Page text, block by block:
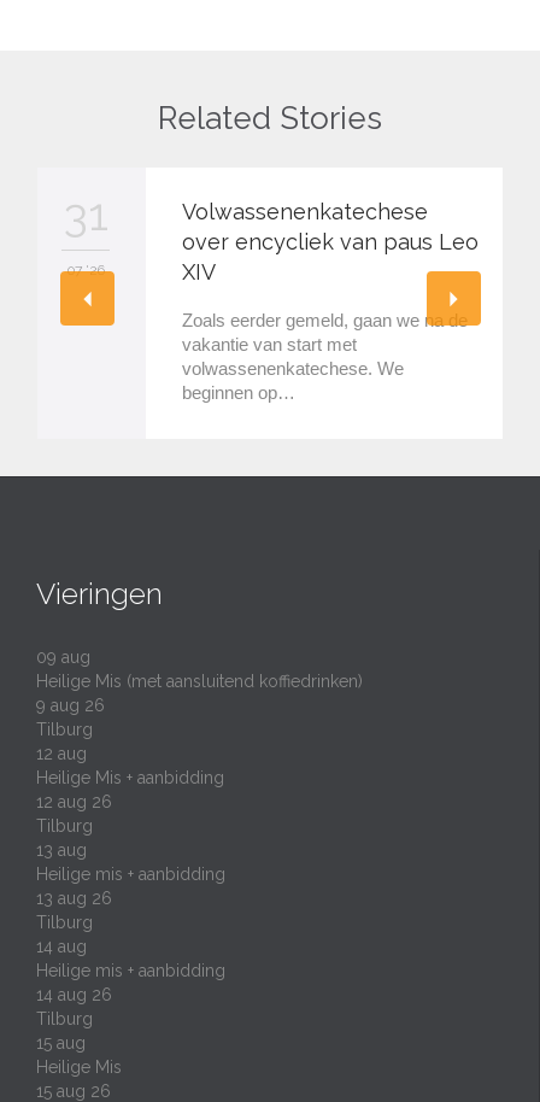
Related Stories
31
07 '26
Volwassenenkatechese
over encycliek van paus Leo
XIV
Zoals eerder gemeld, gaan we na de
vakantie van start met
volwassenenkatechese. We
beginnen op…
Vieringen
09 aug
Heilige Mis (met aansluitend koffiedrinken)
9 aug 26
Tilburg
12 aug
Heilige Mis + aanbidding
12 aug 26
Tilburg
13 aug
Heilige mis + aanbidding
13 aug 26
Tilburg
14 aug
Heilige mis + aanbidding
14 aug 26
Tilburg
15 aug
Heilige Mis
15 aug 26